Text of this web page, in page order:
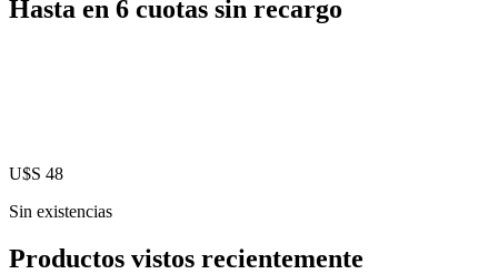
Hasta en 6 cuotas sin recargo
U$S 48
Sin existencias
Productos vistos recientemente